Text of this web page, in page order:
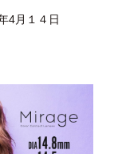
4月１４日